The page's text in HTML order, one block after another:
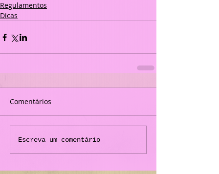
Regulamentos
Dicas
Comentários
Escreva um comentário